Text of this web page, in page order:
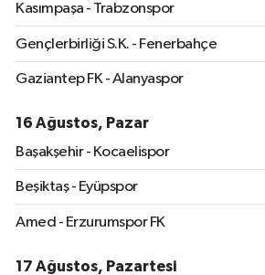
Kasımpaşa - Trabzonspor
Gençlerbirliği S.K. - Fenerbahçe
Gaziantep FK - Alanyaspor
16 Ağustos, Pazar
Başakşehir - Kocaelispor
Beşiktaş - Eyüpspor
Amed - Erzurumspor FK
17 Ağustos, Pazartesi